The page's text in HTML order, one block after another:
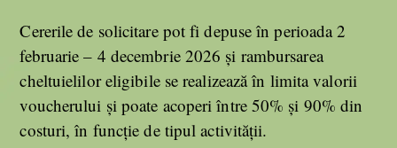
Cererile de solicitare pot fi depuse în perioada 2
februarie – 4 decembrie 2026 și rambursarea
cheltuielilor eligibile se realizează în limita valorii
voucherului și poate acoperi între 50% și 90% din
costuri, în funcție de tipul activității.